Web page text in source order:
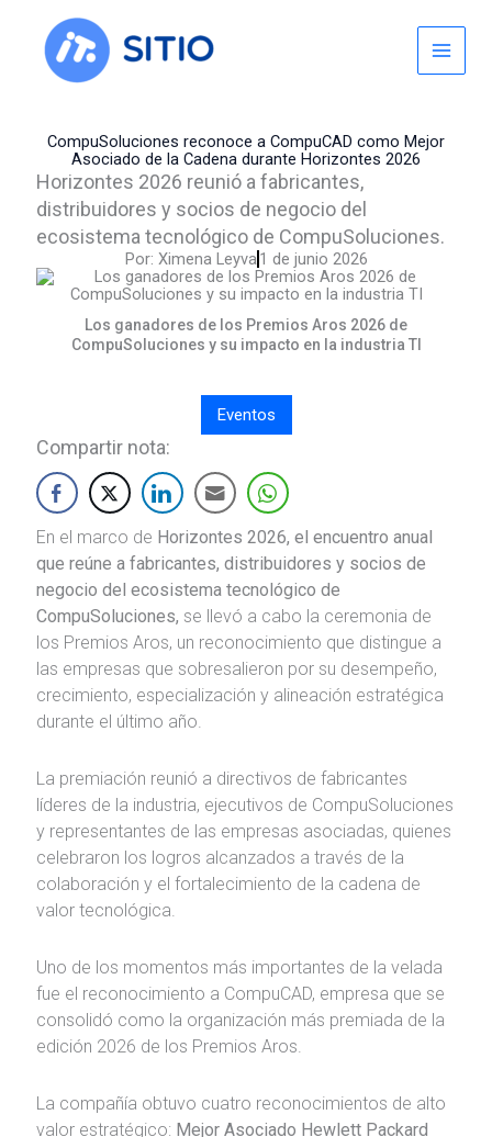
content
CompuSoluciones reconoce a CompuCAD como Mejor
Asociado de la Cadena durante Horizontes 2026
Horizontes 2026 reunió a fabricantes,
distribuidores y socios de negocio del
ecosistema tecnológico de CompuSoluciones.
Por: Ximena Leyva1 de junio 2026
Los ganadores de los Premios Aros 2026 de
CompuSoluciones y su impacto en la industria TI
Eventos
Compartir nota:
En el marco de Horizontes 2026, el encuentro anual
que reúne a fabricantes, distribuidores y socios de
negocio del ecosistema tecnológico de
CompuSoluciones, se llevó a cabo la ceremonia de
los Premios Aros, un reconocimiento que distingue a
las empresas que sobresalieron por su desempeño,
crecimiento, especialización y alineación estratégica
durante el último año.
La premiación reunió a directivos de fabricantes
líderes de la industria, ejecutivos de CompuSoluciones
y representantes de las empresas asociadas, quienes
celebraron los logros alcanzados a través de la
colaboración y el fortalecimiento de la cadena de
valor tecnológica.
Uno de los momentos más importantes de la velada
fue el reconocimiento a CompuCAD, empresa que se
consolidó como la organización más premiada de la
edición 2026 de los Premios Aros.
La compañía obtuvo cuatro reconocimientos de alto
valor estratégico: Mejor Asociado Hewlett Packard